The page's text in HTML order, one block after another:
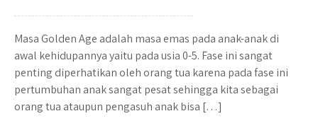
Masa Golden Age adalah masa emas pada anak-anak di
awal kehidupannya yaitu pada usia 0-5. Fase ini sangat
penting diperhatikan oleh orang tua karena pada fase ini
pertumbuhan anak sangat pesat sehingga kita sebagai
orang tua ataupun pengasuh anak bisa […]